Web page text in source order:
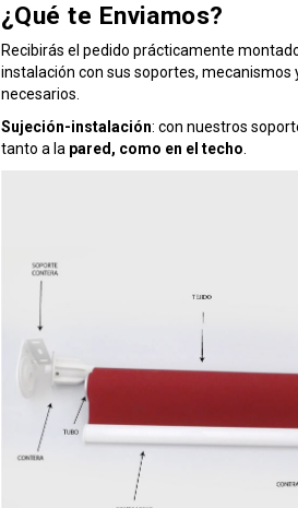
¿Qué te Enviamos?
Recibirás el pedido prácticamente
instalación con sus soportes, mecanismos
necesarios.
Sujeción-instalación: con nuestros
tanto a la pared, como en el techo.